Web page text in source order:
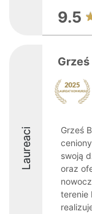
9.5
Laureaci
Grześ
swoją
oraz
terenie